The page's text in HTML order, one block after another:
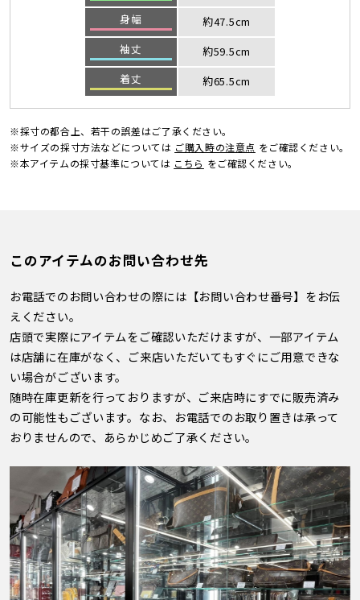
身幅
約47.5cm
袖丈
約59.5cm
着丈
約65.5cm
※採寸の都合上、若干の誤差はご了承ください。
※サイズの採寸方法などについては ご購入時の注意点 をご確認ください。
※本アイテムの採寸基準については こちら をご確認ください。
このアイテムのお問い合わせ先
お電話でのお問い合わせの際には【お問い合わせ番号】をお伝
えください。
店頭で実際にアイテムをご確認いただけますが、一部アイテム
は店舗に在庫がなく、ご来店いただいてもすぐにご用意できな
い場合がございます。
随時在庫更新を行っておりますが、ご来店時にすでに販売済み
の可能性もございます。なお、お電話でのお取り置きは承って
おりませんので、あらかじめご了承ください。